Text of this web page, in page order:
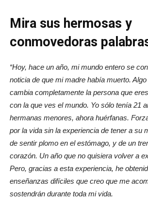
Mira sus hermosas y
conmovedoras
“Hoy, hace un año, mi mundo entero se
noticia de que mi madre había muerto.
cambia completamente la persona que
con la que ves el mundo. Yo sólo tenía 21
hermanas menores, ahora huérfanas.
por la vida sin la experiencia de tener a su
de sentir plomo en el estómago, y de un
corazón. Un año que no quisiera volver a
Pero, gracias a esta experiencia, he
enseñanzas difíciles que creo que me
sostendrán durante toda mi vida.